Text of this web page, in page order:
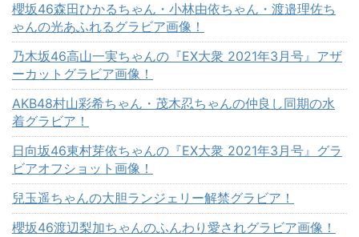
櫻坂46森田ひかるちゃん・小林由依ちゃん・渡邉理佐ち
ゃんの光あふれるグラビア画像！
乃木坂46高山一実ちゃんの『EX大衆 2021年3月号』アザ
ーカットグラビア画像！
AKB48村山彩希ちゃん・茂木忍ちゃんの仲良し同期の水
着グラビア！
日向坂46東村芽依ちゃんの『EX大衆 2021年3月号』グラ
ビアオフショット画像！
兒玉遥ちゃんの大胆ランジェリー解禁グラビア！
櫻坂46渡辺梨加ちゃんのふんわり愛されグラビア画像！